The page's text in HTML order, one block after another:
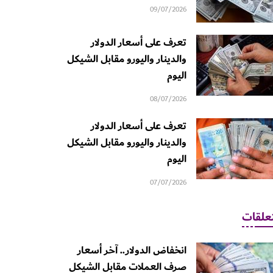
09/07/2026
تعرف على أسعار الدولار
والدينار واليورو مقابل الشيكل
اليوم
08/07/2026
تعرف على أسعار الدولار
والدينار واليورو مقابل الشيكل
اليوم
07/07/2026
انخفاض الدولار.. آخر أسعار
صرف العملات مقابل الشيكل